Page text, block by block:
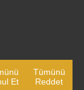
Et
Tümünü
Reddet